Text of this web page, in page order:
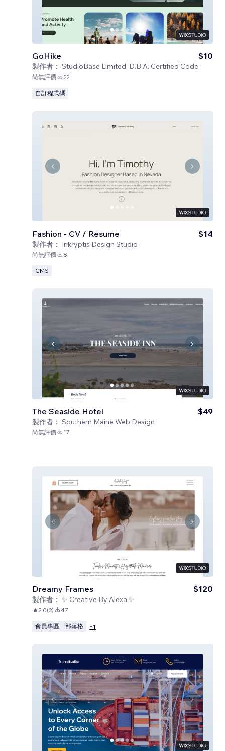
GoHike
製作者： StudioBase Limited, D.B.A. Certified Code
$10
尚無評價 22
自訂程式碼
Fashion - CV / Resume
製作者： Inkryptis Design Studio
$14
尚無評價 8
CMS
The Seaside Hotel
製作者： Southern Maine Web Design
$49
尚無評價 17
Dreamy Frames
製作者： ✨ Creative By Alexa ✨
$120
2.0(2) 47
會員專區 部落格 +1